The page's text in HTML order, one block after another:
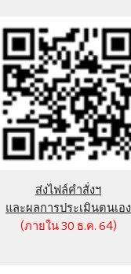
ส่งไฟล์คำสั่งฯ
และผลการประเมินตนเอง
(ภายใน 30 ธ.ค. 64)